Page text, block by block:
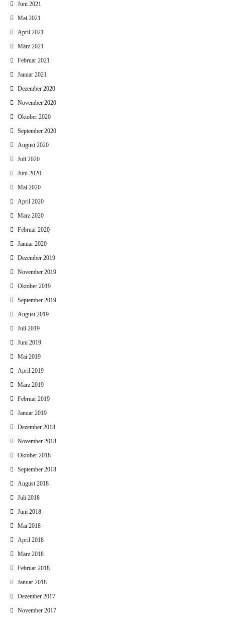
Juni 2021
Mai 2021
April 2021
März 2021
Februar 2021
Januar 2021
Dezember 2020
November 2020
Oktober 2020
September 2020
August 2020
Juli 2020
Juni 2020
Mai 2020
April 2020
März 2020
Februar 2020
Januar 2020
Dezember 2019
November 2019
Oktober 2019
September 2019
August 2019
Juli 2019
Juni 2019
Mai 2019
April 2019
März 2019
Februar 2019
Januar 2019
Dezember 2018
November 2018
Oktober 2018
September 2018
August 2018
Juli 2018
Juni 2018
Mai 2018
April 2018
März 2018
Februar 2018
Januar 2018
Dezember 2017
November 2017